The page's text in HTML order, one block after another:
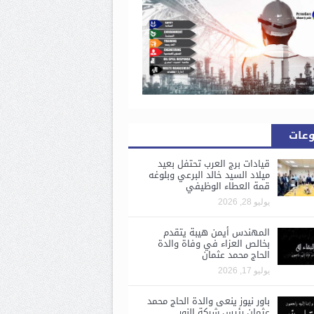
قيادات برج العرب تحتفل بعيد
ميلاد السيد خالد البرعي وبلوغه
قمة العطاء الوظيفي
يوليو 28, 2026
المهندس أيمن هيبة يتقدم
بخالص العزاء في وفاة والدة
الحاج محمد عثمان
يوليو 17, 2026
باور نيوز ينعى والدة الحاج محمد